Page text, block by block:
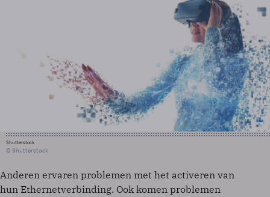
Shutterstock
© Shutterstock
Anderen ervaren problemen met het activeren van
hun Ethernetverbinding. Ook komen problemen